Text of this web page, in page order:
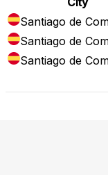
Santiago de
Santiago de
Santiago de